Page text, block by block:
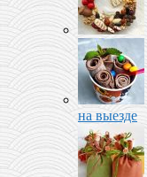
на выезде